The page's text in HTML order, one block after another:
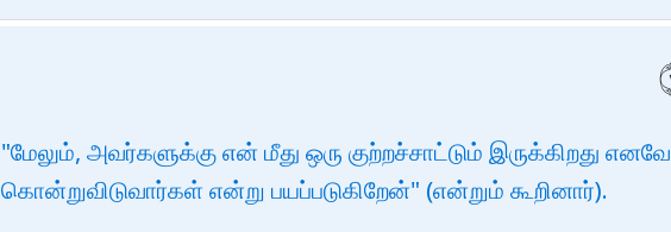
"மேலும், அவர்களுக்கு என் மீது ஒரு குற்றச்சாட்டும் இருக்கிறது
கொன்றுவிடுவார்கள் என்று பயப்படுகிறேன்" (என்றும் கூறினார்).